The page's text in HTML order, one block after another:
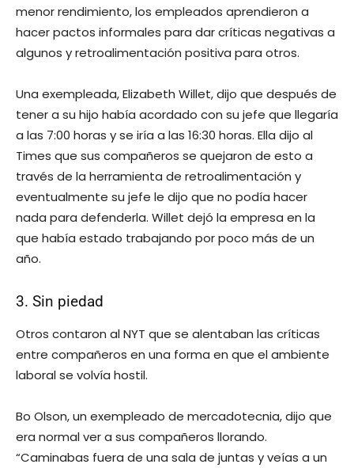
menor rendimiento, los empleados aprendieron a
hacer pactos informales para dar críticas negativas a
algunos y retroalimentación positiva para otros.
Una exempleada, Elizabeth Willet, dijo que después de
tener a su hijo había acordado con su jefe que llegaría
a las 7:00 horas y se iría a las 16:30 horas. Ella dijo al
Times que sus compañeros se quejaron de esto a
través de la herramienta de retroalimentación y
eventualmente su jefe le dijo que no podía hacer
nada para defenderla. Willet dejó la empresa en la
que había estado trabajando por poco más de un
año.
3. Sin piedad
Otros contaron al NYT que se alentaban las críticas
entre compañeros en una forma en que el ambiente
laboral se volvía hostil.
Bo Olson, un exempleado de mercadotecnia, dijo que
era normal ver a sus compañeros llorando.
“Caminabas fuera de una sala de juntas y veías a un